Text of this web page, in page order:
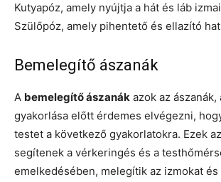
Kutyapóz, amely nyújtja a hát és láb
Szülőpóz, amely pihentető és ellazító
Bemelegítő ászanák
A bemelegítő ászanák azok az
gyakorlása előtt érdemes elvégezni,
testet a következő gyakorlatokra. Ezek
segítenek a vérkeringés és a
emelkedésében, melegítik az izmokat